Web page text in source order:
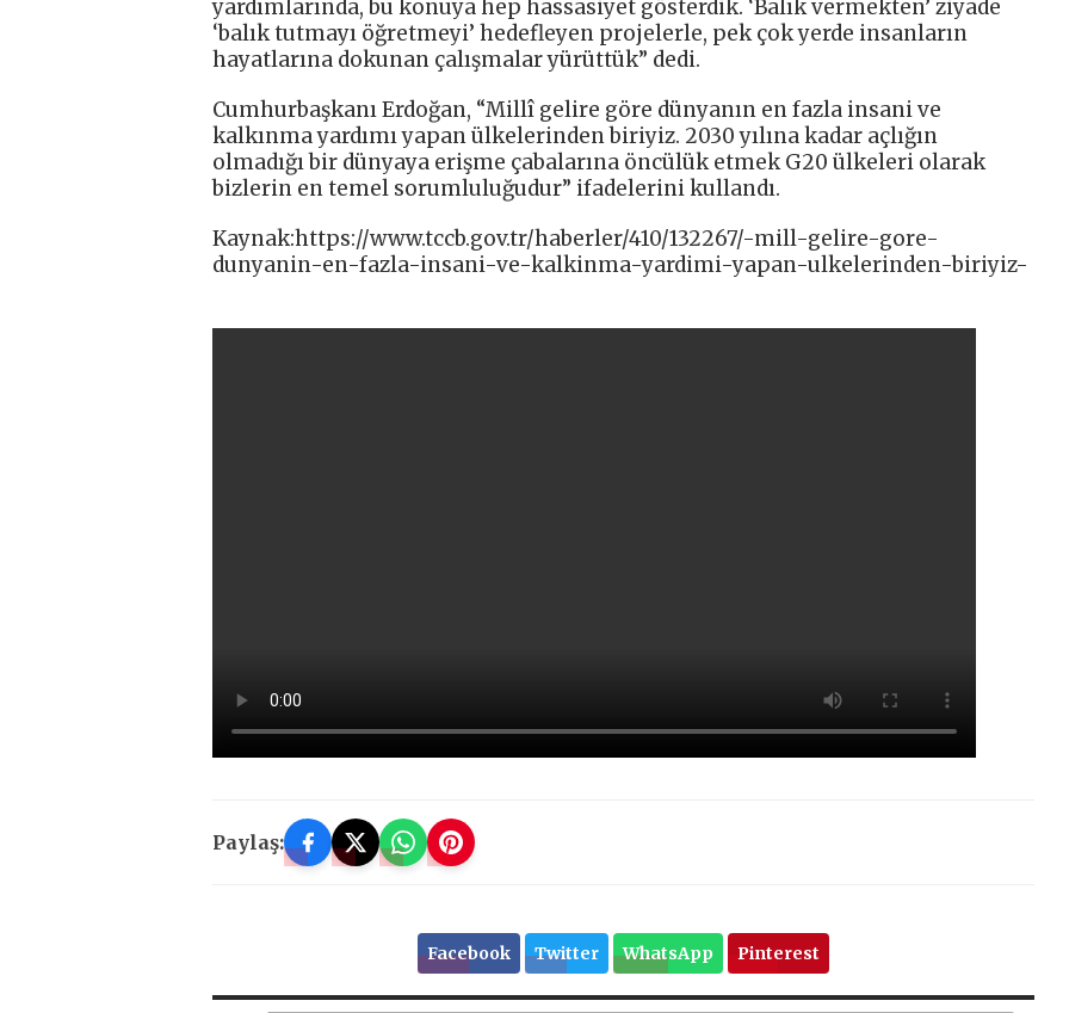
yardımlarında, bu konuya hep hassasiyet gösterdik. ‘Balık vermekten’ ziyade
‘balık tutmayı öğretmeyi’ hedefleyen projelerle, pek çok yerde insanların
hayatlarına dokunan çalışmalar yürüttük” dedi.
Cumhurbaşkanı Erdoğan, “Millî gelire göre dünyanın en fazla insani ve
kalkınma yardımı yapan ülkelerinden biriyiz. 2030 yılına kadar açlığın
olmadığı bir dünyaya erişme çabalarına öncülük etmek G20 ülkeleri olarak
bizlerin en temel sorumluluğudur” ifadelerini kullandı.
Kaynak:https://www.tccb.gov.tr/haberler/410/132267/-mill-gelire-gore-
dunyanin-en-fazla-insani-ve-kalkinma-yardimi-yapan-ulkelerinden-biriyiz-
Paylaş:
Facebook Twitter WhatsApp Pinterest